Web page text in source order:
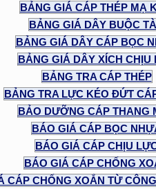
BẢNG GIÁ CÁP THÉP MẠ
BẢNG GIÁ DÂY BUỘC
BẢNG GIÁ DÂY CÁP BỌC
BẢNG GIÁ DÂY XÍCH CHỊU
BẢNG TRA CÁP THÉP
BẢNG TRA LỰC KÉO ĐỨT
BẢO DƯỠNG CÁP THANG
BÁO GIÁ CÁP BỌC
BÁO GIÁ CÁP CHỊU
BÁO GIÁ CÁP CHỐNG
CÁP CHỐNG XOẮN TỪ